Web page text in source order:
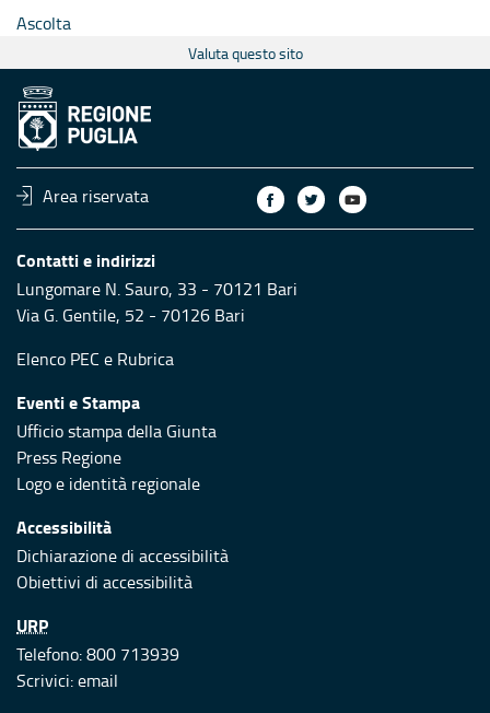
Ascolta
Valuta questo sito
Area riservata
Contatti e indirizzi
Lungomare N. Sauro, 33 - 70121 Bari
Via G. Gentile, 52 - 70126 Bari
Elenco PEC e Rubrica
Eventi e Stampa
Ufficio stampa della Giunta
Press Regione
Logo e identità regionale
Accessibilità
Dichiarazione di accessibilità
Obiettivi di accessibilità
URP
Telefono: 800 713939
Scrivici:email